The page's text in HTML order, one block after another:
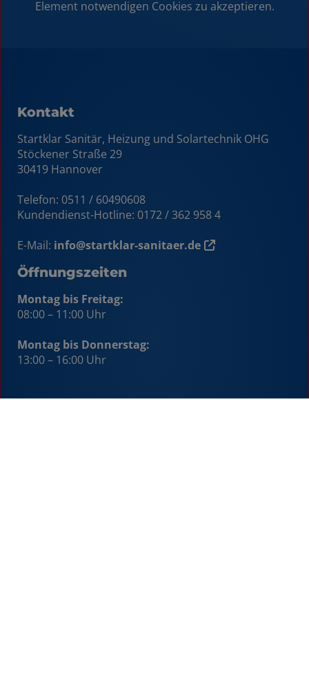
Element notwendigen Cookies zu akzeptieren.
Kontakt
Startklar Sanitär, Heizung und Solartechnik OHG
Stöckener Straße 29
30419 Hannover
Telefon: 0511 / 60490608
Kundendienst-Hotline: 0172 / 362 958 4
E-Mail: info@startklar-sanitaer.de
Öffnungszeiten
Montag bis Freitag:
08:00 – 11:00 Uhr
Montag bis Donnerstag:
13:00 – 16:00 Uhr